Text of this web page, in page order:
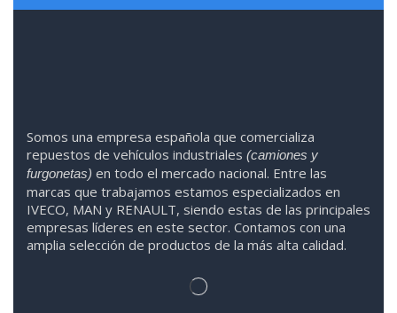
Somos una empresa española que comercializa
repuestos de vehículos industriales (camiones y
furgonetas) en todo el mercado nacional. Entre las
marcas que trabajamos estamos especializados en
IVECO, MAN y RENAULT, siendo estas de las principales
empresas líderes en este sector. Contamos con una
amplia selección de productos de la más alta calidad.